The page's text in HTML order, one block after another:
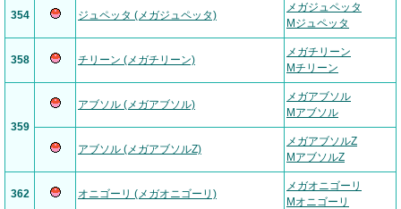
354 ジュペッタ (メガジュペッタ)
メガジュペッタ
Mジュペッタ
358 チリーン (メガチリーン)
メガチリーン
Mチリーン
359
アブソル (メガアブソル)
メガアブソル
Mアブソル
アブソル (メガアブソルZ)
メガアブソルZ
MアブソルZ
362 オニゴーリ (メガオニゴーリ)
メガオニゴーリ
Mオニゴーリ